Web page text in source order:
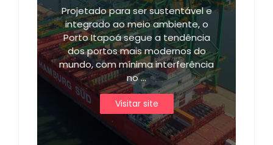
Projetado para ser sustentável e
integrado ao meio ambiente, o
Porto Itapoá segue a tendência
dos portos mais modernos do
mundo, com mínima interferência
no ...
Visitar site